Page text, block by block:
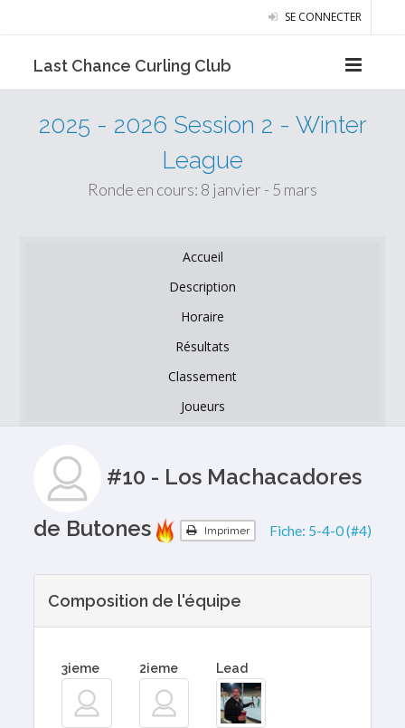
SE CONNECTER
Last Chance Curling Club
2025 - 2026 Session 2 - Winter
League
Ronde en cours: 8 janvier - 5 mars
Accueil
Description
Horaire
Résultats
Classement
Joueurs
#10 - Los Machacadores
de Butones
Imprimer Fiche: 5-4-0 (#4)
Composition de l'équipe
3ieme 2ieme Lead